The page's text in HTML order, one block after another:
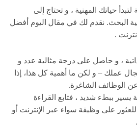
حياتك المهنية ، و تحتاج إلى
البحث. نقدم لك في مقال اليوم أفضل
، و حاصل على درجة مثالية عدد و
عملك – و لكن ما أهمية كل هذا، إذا
الوظائف الشاغرة.
ببطء شديد ، فتابع القراءة
للعثور على وظيفة سواء عبر الإنترنت أو